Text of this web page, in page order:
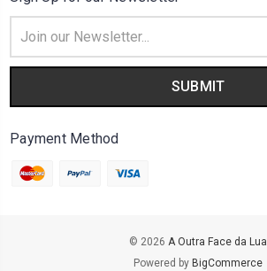
Address
Payment Method
© 2026 A Outra Face da Lua
Powered by BigCommerce